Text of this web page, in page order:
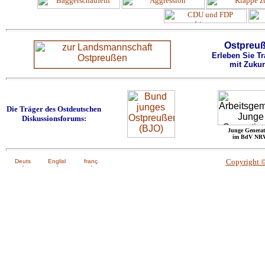
Erleben Sie
mit
Die Träger des Ostdeutschen
Diskussionsforums:
Junge
im BdV
Copyright